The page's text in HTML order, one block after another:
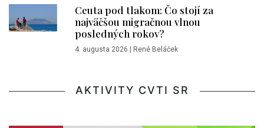
Ceuta pod tlakom: Čo stojí za
najväčšou migračnou vlnou
posledných rokov?
4. augusta 2026 René Beláček
AKTIVITY CVTI SR